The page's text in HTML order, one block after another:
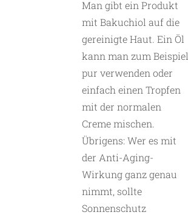
Man gibt ein Produkt
mit Bakuchiol auf die
gereinigte Haut. Ein Öl
kann man zum Beispiel
pur verwenden oder
einfach einen Tropfen
mit der normalen
Creme mischen.
Übrigens: Wer es mit
der Anti-Aging-
Wirkung ganz genau
nimmt, sollte
Sonnenschutz